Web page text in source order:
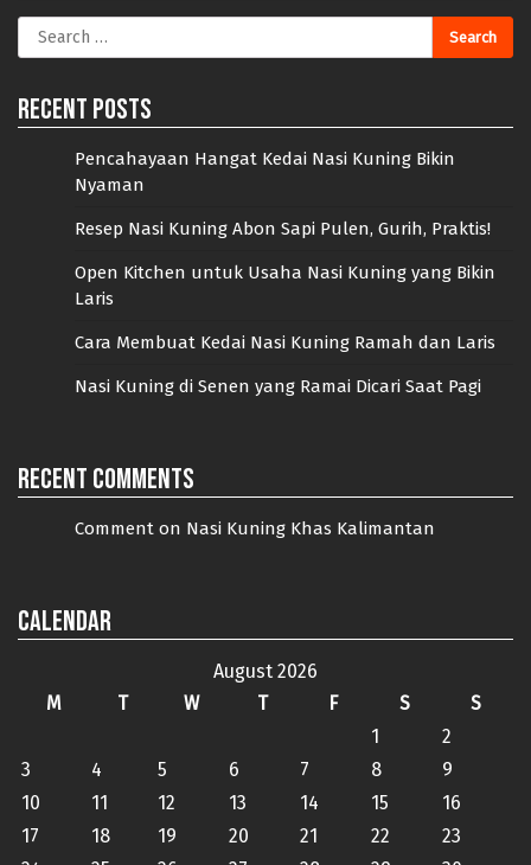
Search
for:
Recent Posts
Pencahayaan Hangat Kedai Nasi Kuning Bikin
Nyaman
Resep Nasi Kuning Abon Sapi Pulen, Gurih, Praktis!
Open Kitchen untuk Usaha Nasi Kuning yang Bikin
Laris
Cara Membuat Kedai Nasi Kuning Ramah dan Laris
Nasi Kuning di Senen yang Ramai Dicari Saat Pagi
Recent Comments
Comment on Nasi Kuning Khas Kalimantan
Calendar
August 2026
M
T W T F S
S
1
2
3
4 5 6 7 8
9
10
11 12 13 14 15
16
17
18 19 20 21 22
23